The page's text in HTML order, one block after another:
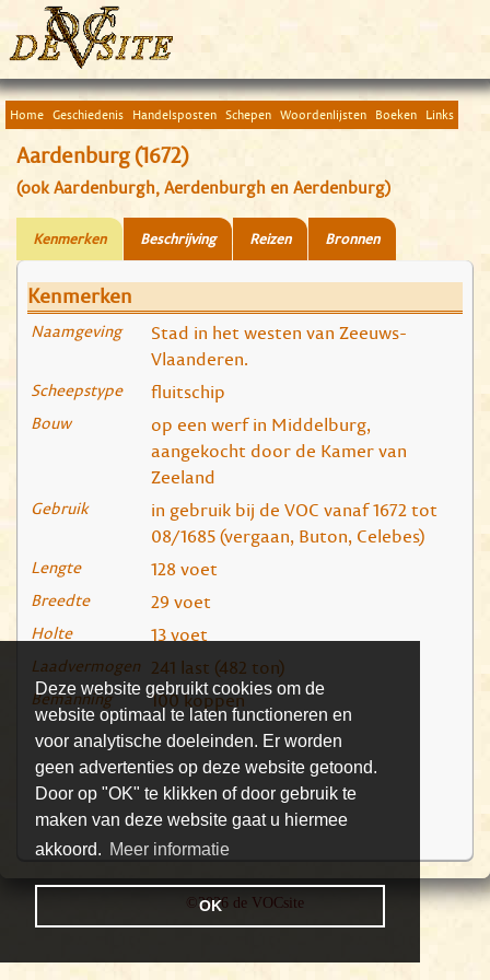
Deze website gebruikt cookies om de
website optimaal te laten functioneren en
voor analytische doeleinden. Er worden
geen advertenties op deze website getoond.
Door op "OK" te klikken of door gebruik te
maken van deze website gaat u hiermee
akkoord. Meer informatie
OK
Home Geschiedenis Handelsposten Schepen Woordenlijsten Boeken Links
Aardenburg (1672)
(ook Aardenburgh, Aerdenburgh en Aerdenburg)
Kenmerken Beschrijving Reizen Bronnen
Kenmerken
Naamgeving
Stad in het westen van Zeeuws-
Vlaanderen.
Scheepstype fluitschip
Bouw
op een werf in Middelburg,
aangekocht door de Kamer van
Zeeland
Gebruik
in gebruik bij de VOC vanaf 1672 tot
08/1685 (vergaan, Buton, Celebes)
Lengte 128 voet
Breedte 29 voet
Holte 13 voet
Laadvermogen 241 last (482 ton)
Bemanning 100 koppen
©2026 de VOCsite